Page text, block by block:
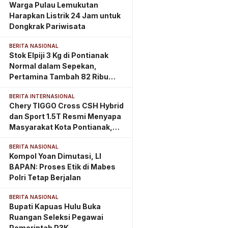
Warga Pulau Lemukutan
Harapkan Listrik 24 Jam untuk
Dongkrak Pariwisata
BERITA NASIONAL
Stok Elpiji 3 Kg di Pontianak
Normal dalam Sepekan,
Pertamina Tambah 82 Ribu
BERITA INTERNASIONAL
Chery TIGGO Cross CSH Hybrid
dan Sport 1.5T Resmi Menyapa
Masyarakat Kota Pontianak,
Kalimantan Barat
BERITA NASIONAL
Kompol Yoan Dimutasi, LI
BAPAN: Proses Etik di Mabes
Polri Tetap Berjalan
BERITA NASIONAL
Bupati Kapuas Hulu Buka
Ruangan Seleksi Pegawai